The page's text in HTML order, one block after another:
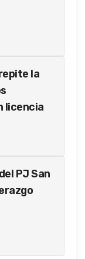
la
licencia
PJ San